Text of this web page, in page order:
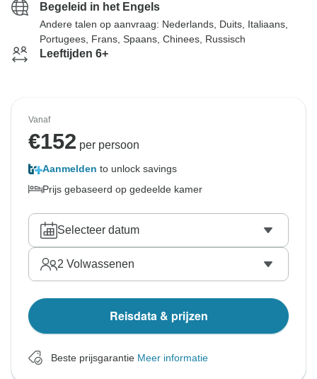
Begeleid in het Engels
Andere talen op aanvraag: Nederlands, Duits, Italiaans,
Portugees, Frans, Spaans, Chinees, Russisch
Leeftijden 6+
Vanaf
€152 per persoon
Aanmelden to unlock savings
Prijs gebaseerd op gedeelde kamer
Selecteer datum
2 Volwassenen
Reisdata & prijzen
Beste prijsgarantie Meer informatie